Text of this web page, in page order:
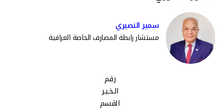
سمير النصيري
مستشار رابطة المصارف الخاصة العراقية
رقم
الـخـبـر
القسم